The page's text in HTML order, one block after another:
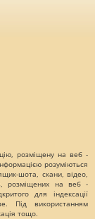
розміщену на веб -
розуміються
шота, скани, відео,
розміщених на веб -
для індексації
Під використанням
тощо.